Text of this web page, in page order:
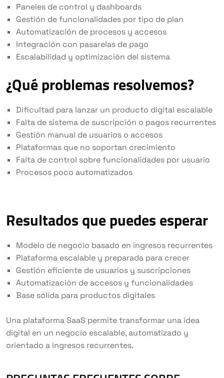
Paneles de control y dashboards
Gestión de funcionalidades por tipo de plan
Automatización de procesos y accesos
Integración con pasarelas de pago
Escalabilidad y optimización del sistema
¿Qué problemas resolvemos?
Dificultad para lanzar un producto digital escalable
Falta de sistema de suscripción o pagos recurrentes
Gestión manual de usuarios o accesos
Plataformas que no soportan crecimiento
Falta de control sobre funcionalidades por usuario
Procesos poco automatizados
Resultados que puedes esperar
Modelo de negocio basado en ingresos recurrentes
Plataforma escalable y preparada para crecer
Gestión eficiente de usuarios y suscripciones
Automatización de accesos y funcionalidades
Base sólida para productos digitales
Una plataforma SaaS permite transformar una idea
digital en un negocio escalable, automatizado y
orientado a ingresos recurrentes.